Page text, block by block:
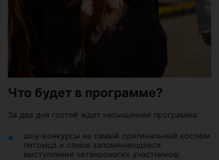
Что будет в программе?
За два дня гостей ждет насыщенная программа:
шоу-конкурсы на самый оригинальный костюм
питомца и самое запоминающееся
выступление четвероногих участников;